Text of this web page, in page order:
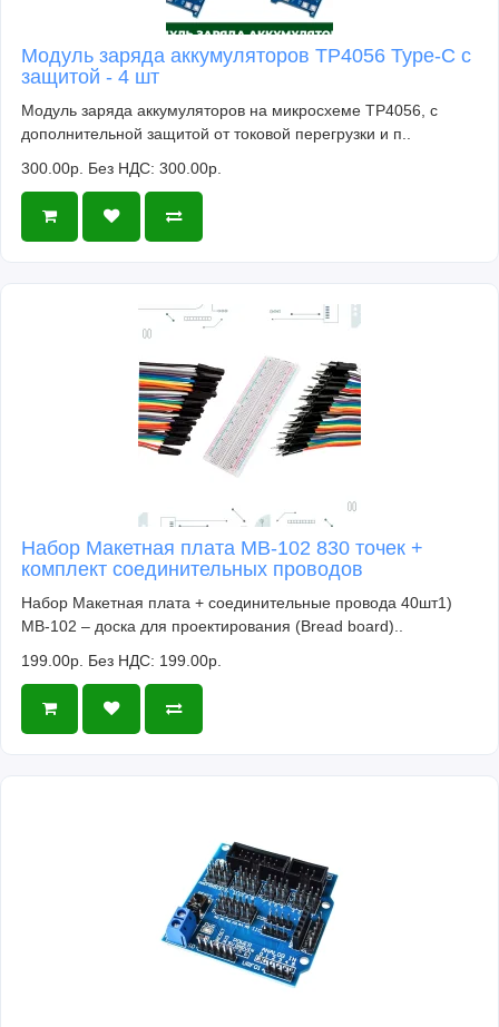
Модуль заряда аккумуляторов TP4056 Type-C с
защитой - 4 шт
Модуль заряда аккумуляторов на микросхеме TP4056, с
дополнительной защитой от токовой перегрузки и п..
300.00р. Без НДС: 300.00р.
Набор Макетная плата MB-102 830 точек +
комплект соединительных проводов
Набор Макетная плата + соединительные провода 40шт1)
MB-102 – доска для проектирования (Bread board)..
199.00р. Без НДС: 199.00р.